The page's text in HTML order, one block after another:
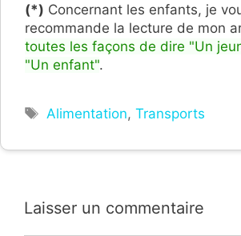
(*) Concernant les enfants, je
recommande la lecture de mon
toutes les façons de dire "Un
"Un enfant".
Étiquettes
Alimentation,Transports
Laisser un commentaire